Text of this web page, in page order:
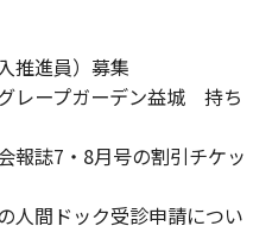
推進員）募集
レープガーデン益城 持ち
報誌7・8月号の割引チケッ
人間ドック受診申請につい